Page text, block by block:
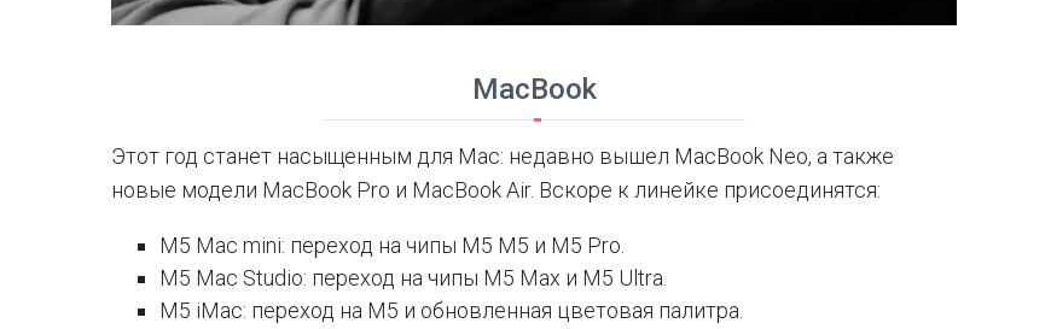
MacBook
Этот год станет насыщенным для Mac: недавно вышел MacBook Neo, а также
новые модели MacBook Pro и MacBook Air. Вскоре к линейке присоединятся:
M5 Mac mini: переход на чипы M5 M5 и M5 Pro.
M5 Mac Studio: переход на чипы M5 Max и M5 Ultra.
M5 iMac: переход на M5 и обновленная цветовая палитра.